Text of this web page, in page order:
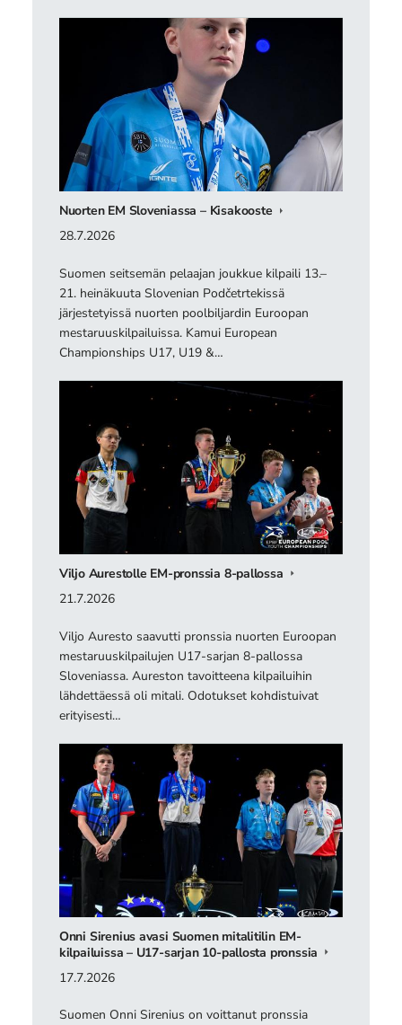
Nuorten EM Sloveniassa – Kisakooste
28.7.2026
Suomen seitsemän pelaajan joukkue kilpaili 13.–
21. heinäkuuta Slovenian Podčetrtekissä
järjestetyissä nuorten poolbiljardin Euroopan
mestaruuskilpailuissa. Kamui European
Championships U17, U19 &…
Viljo Aurestolle EM-pronssia 8-pallossa
21.7.2026
Viljo Auresto saavutti pronssia nuorten Euroopan
mestaruuskilpailujen U17-sarjan 8-pallossa
Sloveniassa. Aureston tavoitteena kilpailuihin
lähdettäessä oli mitali. Odotukset kohdistuivat
erityisesti…
Onni Sirenius avasi Suomen mitalitilin EM-
kilpailuissa – U17-sarjan 10-pallosta pronssia
17.7.2026
Suomen Onni Sirenius on voittanut pronssia